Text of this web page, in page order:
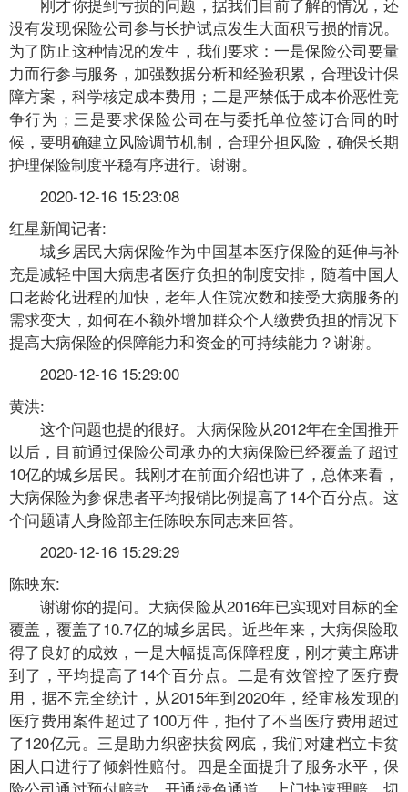
没有发现保险公司参与长护试点发生大面积亏损的情况。
为了防止这种情况的发生，我们要求：一是保险公司要量
力而行参与服务，加强数据分析和经验积累，合理设计保
障方案，科学核定成本费用；二是严禁低于成本价恶性竞
争行为；三是要求保险公司在与委托单位签订合同的时
候，要明确建立风险调节机制，合理分担风险，确保长期
护理保险制度平稳有序进行。谢谢。
2020-12-16 15:23:08
红星新闻记者:
城乡居民大病保险作为中国基本医疗保险的延伸与补
充是减轻中国大病患者医疗负担的制度安排，随着中国人
口老龄化进程的加快，老年人住院次数和接受大病服务的
需求变大，如何在不额外增加群众个人缴费负担的情况下
提高大病保险的保障能力和资金的可持续能力？谢谢。
2020-12-16 15:29:00
黄洪:
这个问题也提的很好。大病保险从2012年在全国推开
以后，目前通过保险公司承办的大病保险已经覆盖了超过
10亿的城乡居民。我刚才在前面介绍也讲了，总体来看，
大病保险为参保患者平均报销比例提高了14个百分点。这
个问题请人身险部主任陈映东同志来回答。
2020-12-16 15:29:29
陈映东:
谢谢你的提问。大病保险从2016年已实现对目标的全
覆盖，覆盖了10.7亿的城乡居民。近些年来，大病保险取
得了良好的成效，一是大幅提高保障程度，刚才黄主席讲
到了，平均提高了14个百分点。二是有效管控了医疗费
用，据不完全统计，从2015年到2020年，经审核发现的
医疗费用案件超过了100万件，拒付了不当医疗费用超过
了120亿元。三是助力织密扶贫网底，我们对建档立卡贫
困人口进行了倾斜性赔付。四是全面提升了服务水平，保